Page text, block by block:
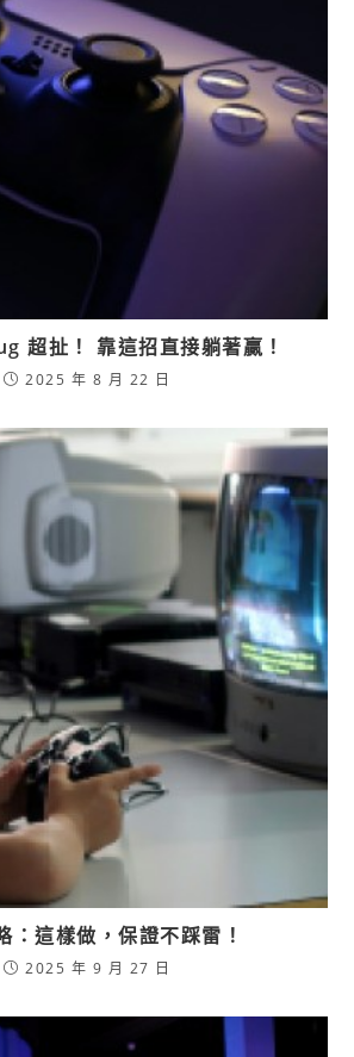
超扯！ 靠這招直接躺著贏！
2025 年 8 月 22 日
：這樣做，保證不踩雷！
2025 年 9 月 27 日